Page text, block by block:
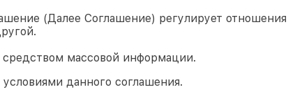
(Далее Соглашение) регулирует
средством массовой информации.
данного соглашения.